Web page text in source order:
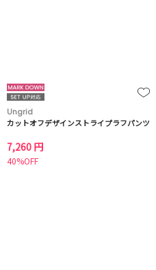
Ungrid
カットオフデザインストライプラフパンツ
7,260 円
40%OFF